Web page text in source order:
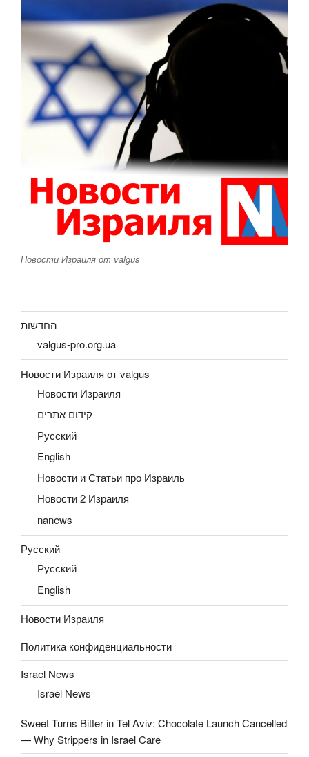
Новости Израиля от valgus
החדשות
valgus-pro.org.ua
Новости Израиля от valgus
Новости Израиля
קידום אתרים
Русский
English
Новости и Статьи про Израиль
Новости 2 Израиля
nanews
Русский
Русский
English
Новости Израиля
Политика конфиденциальности
Israel News
Israel News
Sweet Turns Bitter in Tel Aviv: Chocolate Launch Cancelled
— Why Strippers in Israel Care